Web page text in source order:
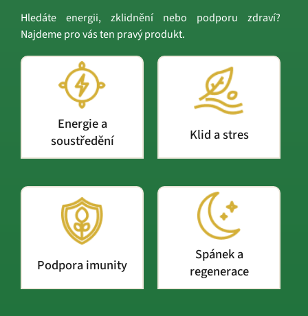
Hledáte energii, zklidnění nebo podporu zdraví?
Najdeme pro vás ten pravý produkt.
Energie a
soustředění
Klid a stres
Podpora imunity
Spánek a
regenerace